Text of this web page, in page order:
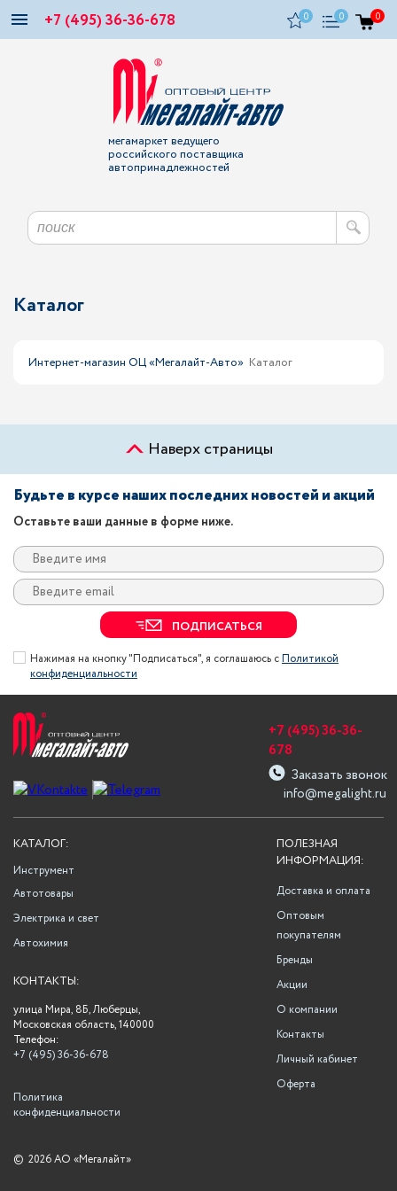
+7 (495) 36-36-678 0 0 0
мегамаркет ведущего
российского поставщика
автопринадлежностей
Каталог
Интернет-магазин ОЦ «Мегалайт-Авто» Каталог
Наверх страницы
Будьте в курсе наших последних новостей и акций
Оставьте ваши данные в форме ниже.
ПОДПИСАТЬСЯ
Нажимая на кнопку "Подписаться", я соглашаюсь сПолитикой
конфиденциальности
info@megalight.ru
+7 (495) 36-36-
678
Заказать звонок
ПОЛЕЗНАЯ
ИНФОРМАЦИЯ:
Доставка и оплата
Оптовым
покупателям
Бренды
Акции
О компании
Контакты
Личный кабинет
Оферта
КАТАЛОГ:
Инструмент
Автотовары
Электрика и свет
Автохимия
КОНТАКТЫ:
улица Мира, 8Б, Люберцы,
Московская область, 140000
Телефон:
+7 (495) 36-36-678
Политика
конфиденциальности
© 2026 АО «Мегалайт»